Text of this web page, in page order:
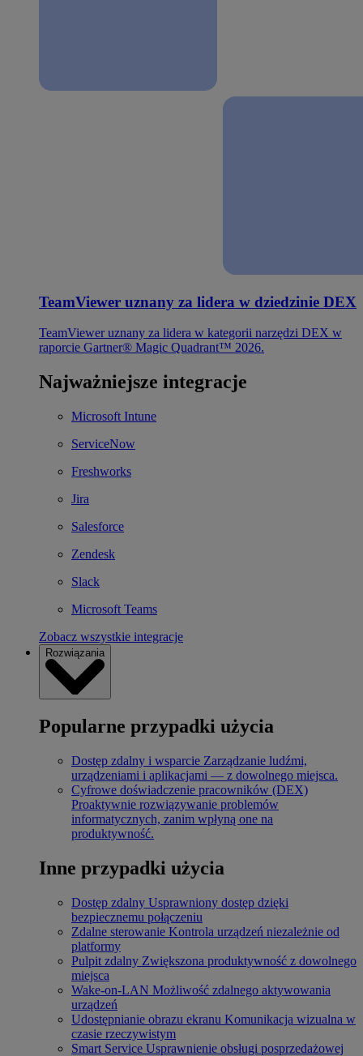
TeamViewer uznany za lidera w dziedzinie DEX
TeamViewer uznany za lidera w kategorii narzędzi DEX w
raporcie Gartner® Magic Quadrant™ 2026.
Najważniejsze integracje
Microsoft Intune
ServiceNow
Freshworks
Jira
Salesforce
Zendesk
Slack
Microsoft Teams
Zobacz wszystkie integracje
Rozwiązania
Popularne przypadki użycia
Dostęp zdalny i wsparcie Zarządzanie ludźmi,
urządzeniami i aplikacjami — z dowolnego miejsca.
Cyfrowe doświadczenie pracowników (DEX)
Proaktywnie rozwiązywanie problemów
informatycznych, zanim wpłyną one na
produktywność.
Inne przypadki użycia
Dostęp zdalny Usprawniony dostęp dzięki
bezpiecznemu połączeniu
Zdalne sterowanie Kontrola urządzeń niezależnie od
platformy
Pulpit zdalny Zwiększona produktywność z dowolnego
miejsca
Wake-on-LAN Możliwość zdalnego aktywowania
urządzeń
Udostępnianie obrazu ekranu Komunikacja wizualna w
czasie rzeczywistym
Smart Service Usprawnienie obsługi posprzedażowej